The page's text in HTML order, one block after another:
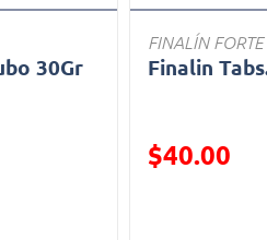
30Gr
FINALÍN FORTE
Finalin
Precio
$40.00